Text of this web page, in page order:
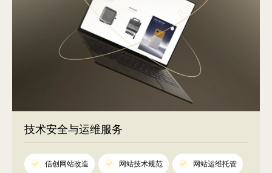
技术安全与运维服务
信创网站改造 网站技术规范 网站运维托管